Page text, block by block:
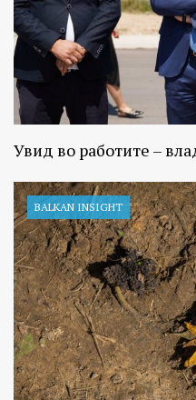
Увид во работите –
BALKAN INSIGHT